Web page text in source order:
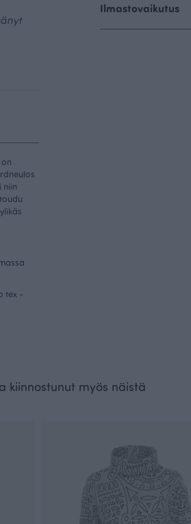
niin
tex -
Ilmastovaikutus
kiinnostunut myös näistä